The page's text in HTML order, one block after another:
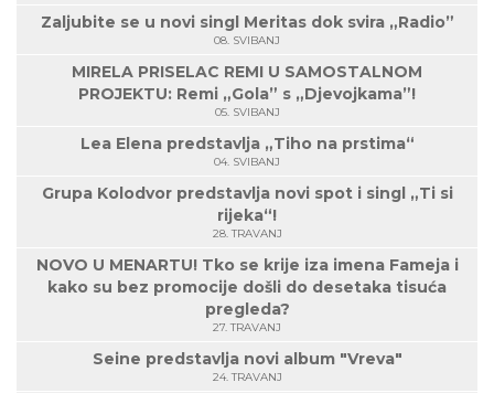
Zaljubite se u novi singl Meritas dok svira „Radio”
08. SVIBANJ
MIRELA PRISELAC REMI U SAMOSTALNOM
PROJEKTU: Remi „Gola” s „Djevojkama”!
05. SVIBANJ
Lea Elena predstavlja „Tiho na prstima“
04. SVIBANJ
Grupa Kolodvor predstavlja novi spot i singl „Ti si
rijeka“!
28. TRAVANJ
NOVO U MENARTU! Tko se krije iza imena Fameja i
kako su bez promocije došli do desetaka tisuća
pregleda?
27. TRAVANJ
Seine predstavlja novi album "Vreva"
24. TRAVANJ